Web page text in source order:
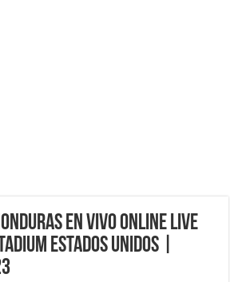
EN VIVO ONLINE LIVE
Estados Unidos |